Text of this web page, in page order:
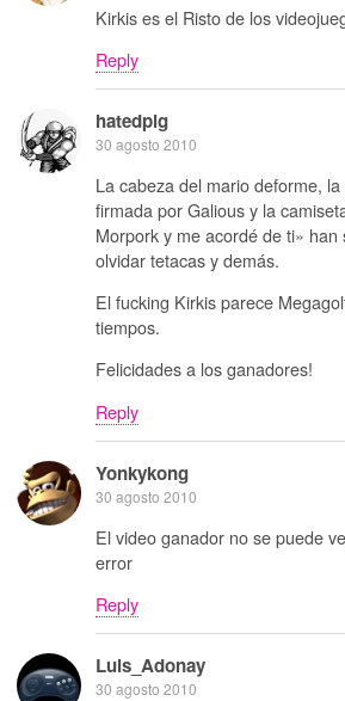
Kirkis es el Risto de los
Reply
hatedpig
30 agosto 2010
La cabeza del mario deforme,
firmada por Galious y la
Morpork y me acordé de ti»
olvidar tetacas y demás.
El fucking Kirkis parece
tiempos.
Felicidades a los ganadores!
Reply
Yonkykong
30 agosto 2010
El video ganador no se puede
error
Reply
Luis_Adonay
30 agosto 2010